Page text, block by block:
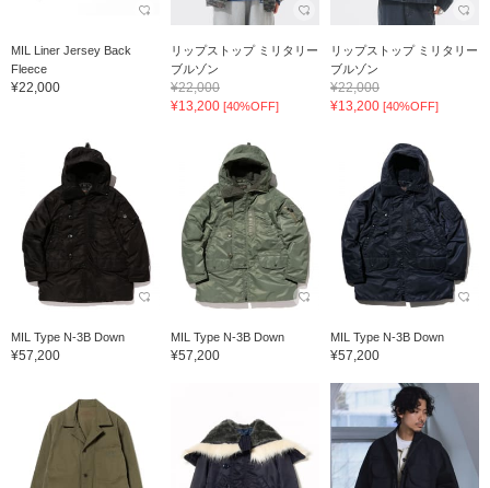
MIL Liner Jersey Back
Fleece
¥22,000
リップストップ ミリタリー
ブルゾン
¥22,000
¥13,200 [40%OFF]
リップストップ ミリタリー
ブルゾン
¥22,000
¥13,200 [40%OFF]
MIL Type N-3B Down
¥57,200
MIL Type N-3B Down
¥57,200
MIL Type N-3B Down
¥57,200